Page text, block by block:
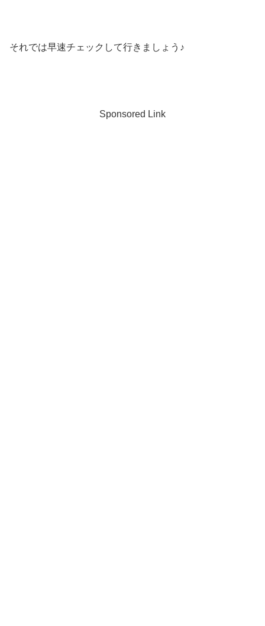
それでは早速チェックして行きましょう♪
Sponsored Link